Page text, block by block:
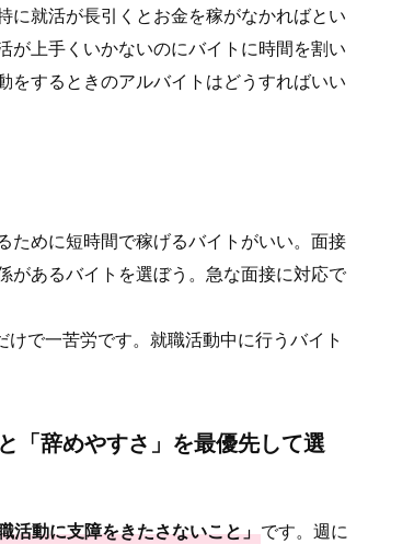
に就活が長引くとお金を稼がなかればとい
が上手くいかないのにバイトに時間を割い
をするときのアルバイトはどうすればいい
ために短時間で稼げるバイトがいい。面接
があるバイトを選ぼう。急な面接に対応で
で一苦労です。就職活動中に行うバイト
「辞めやすさ」を最優先して選
活動に支障をきたさないこと」です。週に